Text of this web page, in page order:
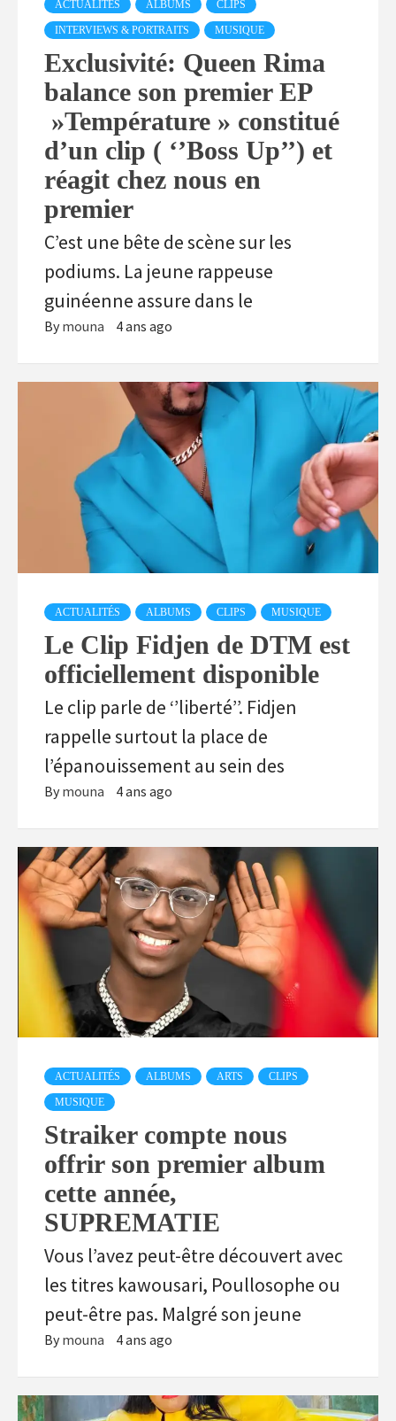
ACTUALITÉS ALBUMS CLIPS
INTERVIEWS & PORTRAITS MUSIQUE
Exclusivité: Queen Rima
balance son premier EP
»Température » constitué
d’un clip ( ‘’Boss Up’’) et
réagit chez nous en
premier
C’est une bête de scène sur les
podiums. La jeune rappeuse
guinéenne assure dans le
By mouna 4 ans ago
ACTUALITÉS ALBUMS CLIPS MUSIQUE
Le Clip Fidjen de DTM est
officiellement disponible
Le clip parle de ‘’liberté’’. Fidjen
rappelle surtout la place de
l’épanouissement au sein des
By mouna 4 ans ago
ACTUALITÉS ALBUMS ARTS CLIPS
MUSIQUE
Straiker compte nous
offrir son premier album
cette année,
SUPREMATIE
Vous l’avez peut-être découvert avec
les titres kawousari, Poullosophe ou
peut-être pas. Malgré son jeune
By mouna 4 ans ago